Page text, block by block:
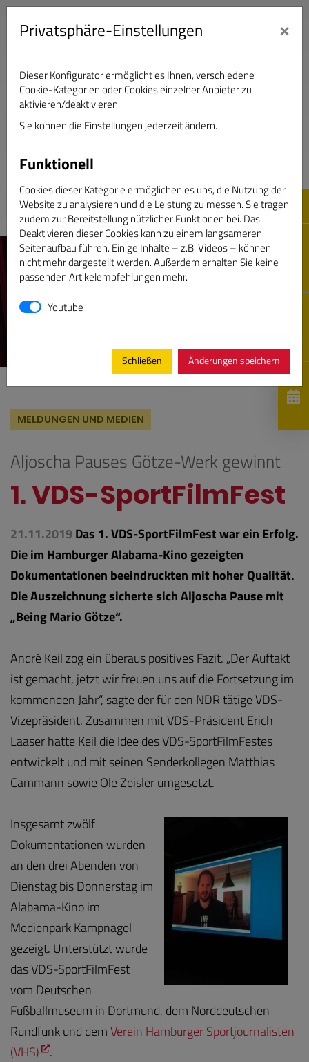
Verband Deutscher Sportjournalisten e.V.
MELDUNGEN UND MEDIEN
Aljoscha Pauses Götze-Werk gewinnt
1. VDS-SportFilmFest
21.11.2019 Das 1. VDS-SportFilmFest war ein Erfolg.
Die im Hamburger Alabama-Kino gezeigten
Dokumentationen beeindruckten mit hoher Qualität.
Die Auszeichnung sicherte sich Aljoscha Pause mit
„Being Mario Götze“.
André Keil zog ein überaus positives Fazit. „Der Auftakt
ist gemacht, jetzt wir freuen uns auf die Fortsetzung im
kommenden Jahr“, sagte der für den NDR tätige VDS-
Vizepräsident. Zusammen mit VDS-Präsident Erich
Laaser hatte Keil die Idee des VDS-SportFilmFestes
entwickelt und mit seinen Senderkollegen Matthias
Cammann sowie Ole Zeisler umgesetzt.
Insgesamt zwölf
Dokumentationen wurden
an den drei Abenden von
Dienstag bis Donnerstag im
Alabama-Kino im
Medienpark Kampnagel
gezeigt. Unterstützt wurde
das VDS-SportFilmFest
vom Deutschen
Fußballmuseum in Dortmund, dem Norddeutschen
Rundfunk und demVerein Hamburger Sportjournalisten
(VHS)
.
Privatsphäre-Einstellungen ×
Dieser Konfigurator ermöglicht es Ihnen, verschiedene
Cookie-Kategorien oder Cookies einzelner Anbieter zu
aktivieren/deaktivieren.
Sie können die Einstellungen jederzeit ändern.
Funktionell
Cookies dieser Kategorie ermöglichen es uns, die Nutzung der
Website zu analysieren und die Leistung zu messen. Sie tragen
zudem zur Bereitstellung nützlicher Funktionen bei. Das
Deaktivieren dieser Cookies kann zu einem langsameren
Seitenaufbau führen. Einige Inhalte – z.B. Videos – können
nicht mehr dargestellt werden. Außerdem erhalten Sie keine
passenden Artikelempfehlungen mehr.
Youtube
Schließen Änderungen speichern